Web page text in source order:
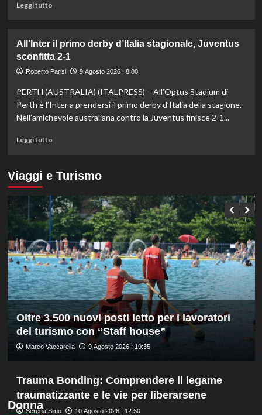
sto
preparazione
per
Us
Open”
Leggi tuttoLeggi
Italia
verso
gli
di
atletica,
Jacobs
per
difendere
ori
di
Roma
All’Inter il primo derby d’Italia stagionale, Juventus
sconfitta 2-1
Roberto Parisi 9 Agosto 2026 : 8:00
PERTH (AUSTRALIA) (ITALPRESS) – All’Optus Stadium di
Perth è l’Inter a prendersi il primo derby d’Italia della stagione.
Nell’amichevole australiana contro la Juventus finisce 2-1...
Leggi tuttoLeggi
su
All’Inter
primo
derby
d’Italia
stagionale,
Juventus
sconfitta
2-
1
Viaggi e Turismo
Oltre 3.500 nuovi posti letto per i lavoratori
del turismo con “Staff house”
Marco Vaccarella 9 Agosto 2026 : 19:35
Donna
Trauma Bonding: Comprendere il legame
traumatizzante e le vie per liberarsene
Serena Siino 10 Agosto 2026 : 12:50